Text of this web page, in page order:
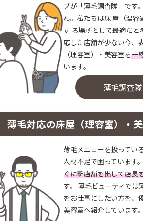
プが「薄毛調査隊」です
ん。私たちは床 屋（理
す る場所として最適だと
応した店舗が少ない今、
（理容室）・美容室を一
います。
薄毛調査
薄毛対応の床屋（理容室）・
薄毛メニューを扱ってい
人材不足で困っています
ぐに新店舗を出して店長
す。 薄毛ビューティでは
をお仕事にしたい方を、
美容室へ紹介しています